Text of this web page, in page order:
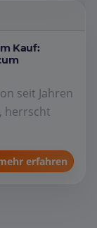
Kauf:
seit Jahren
herrscht
erfahren